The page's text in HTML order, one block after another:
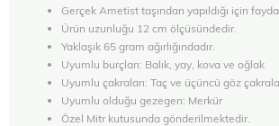
Gerçek Ametist taşından yapıldığı için
Ürün uzunluğu 12 cm ölçüsündedir.
Yaklaşık 65 gram ağırlığındadır.
Uyumlu burçları: Balık, yay, kova ve oğlak
Uyumlu çakraları: Taç ve üçüncü göz
Uyumlu olduğu gezegen: Merkür
Özel Mitr kutusunda gönderilmektedir.